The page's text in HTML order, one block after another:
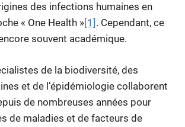
des infections humaines en
« One Health »[1] . Cependant, ce
souvent académique.
de la biodiversité, des
et de l’épidémiologie collaborent
de nombreuses années pour
de maladies et de facteurs de